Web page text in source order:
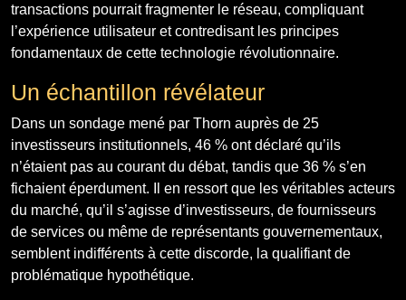
transactions pourrait fragmenter le réseau, compliquant
l’expérience utilisateur et contredisant les principes
fondamentaux de cette technologie révolutionnaire.
Un échantillon révélateur
Dans un sondage mené par Thorn auprès de 25
investisseurs institutionnels, 46 % ont déclaré qu’ils
n’étaient pas au courant du débat, tandis que 36 % s’en
fichaient éperdument. Il en ressort que les véritables acteurs
du marché, qu’il s’agisse d’investisseurs, de fournisseurs
de services ou même de représentants gouvernementaux,
semblent indifférents à cette discorde, la qualifiant de
problématique hypothétique.